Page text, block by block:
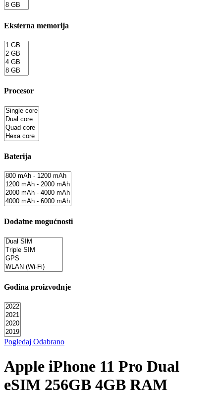
Eksterna memorija
Procesor
Baterija
Dodatne mogućnosti
Godina proizvodnje
Pogledaj Odabrano
Apple iPhone 11 Pro Dual
eSIM 256GB 4GB RAM